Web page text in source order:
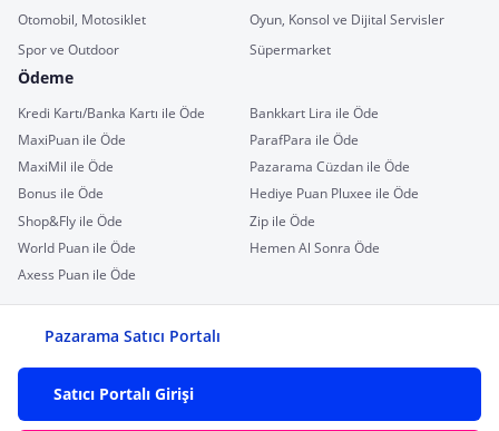
Otomobil, Motosiklet
Oyun, Konsol ve Dijital Servisler
Spor ve Outdoor
Süpermarket
Ödeme
Kredi Kartı/Banka Kartı ile Öde
Bankkart Lira ile Öde
MaxiPuan ile Öde
ParafPara ile Öde
MaxiMil ile Öde
Pazarama Cüzdan ile Öde
Bonus ile Öde
Hediye Puan Pluxee ile Öde
Shop&Fly ile Öde
Zip ile Öde
World Puan ile Öde
Hemen Al Sonra Öde
Axess Puan ile Öde
Pazarama Satıcı Portalı
Satıcı Portalı Girişi